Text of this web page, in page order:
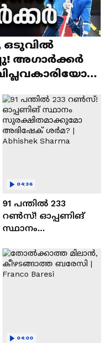
ഒടുവില്‍
അഗാര്‍ക്കർ
|
91 പന്തില്‍ 233
റണ്‍സ്! ഓപ്പണിങ്
സ്ഥാനം
അഭിഷേക് ശർമ? |
Abhishek Sharma
04:36
04:00